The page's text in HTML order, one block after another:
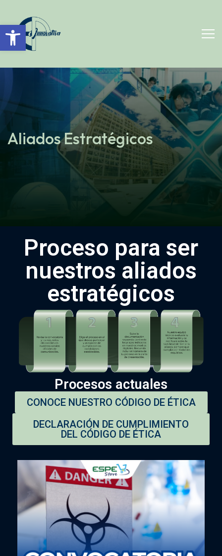
Open toolbar
Aliados Estratégicos
Proceso para ser
nuestros aliados
estratégicos
Procesos actuales
CONOCE NUESTRO CÓDIGO DE ÉTICA
DECLARACIÓN DE CUMPLIMIENTO
DEL CÓDIGO DE ÉTICA